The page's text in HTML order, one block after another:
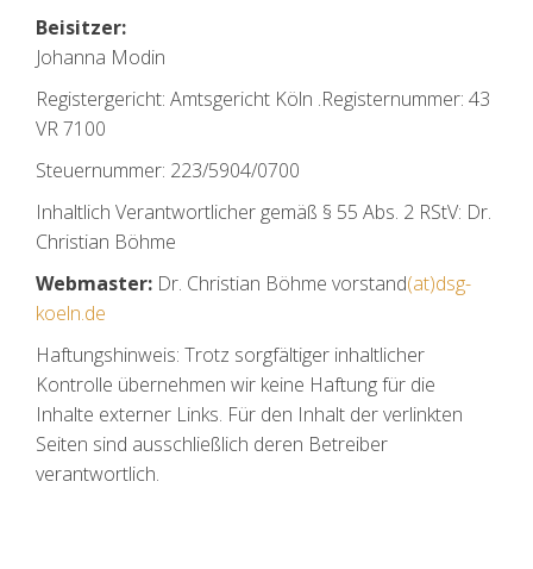
Beisitzer:
Johanna Modin
Registergericht: Amtsgericht Köln .Registernummer: 43
VR 7100
Steuernummer: 223/5904/0700
Inhaltlich Verantwortlicher gemäß § 55 Abs. 2 RStV: Dr.
Christian Böhme
Webmaster: Dr. Christian Böhme vorstand(at)dsg-
koeln.de
Haftungshinweis: Trotz sorgfältiger inhaltlicher
Kontrolle übernehmen wir keine Haftung für die
Inhalte externer Links. Für den Inhalt der verlinkten
Seiten sind ausschließlich deren Betreiber
verantwortlich.